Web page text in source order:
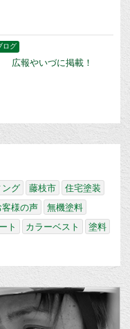
ログ
広報やいづに掲載！
ング 藤枝市
住宅塗装
客様の声
無機塗料
ト カラーベスト
塗料